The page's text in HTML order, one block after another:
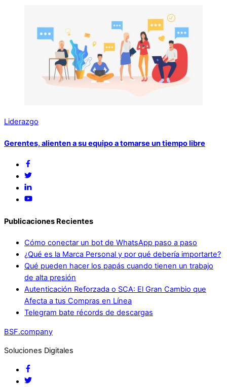
Liderazgo
Gerentes, alienten a su equipo a tomarse un tiempo libre
Publicaciones Recientes
Cómo conectar un bot de WhatsApp paso a paso
¿Qué es la Marca Personal y por qué debería importarte?
Qué pueden hacer los papás cuando tienen un trabajo
de alta presión
Autenticación Reforzada o SCA: El Gran Cambio que
Afecta a tus Compras en Línea
Telegram bate récords de descargas
BSF.company
Soluciones Digitales